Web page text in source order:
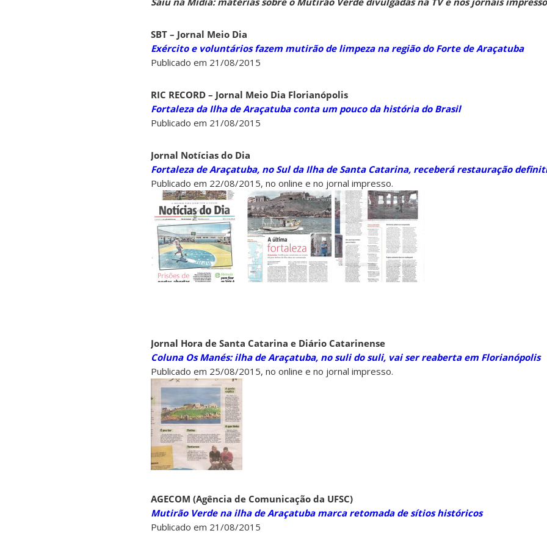
SBT – Jornal Meio Dia
Exército e voluntários fazem mutirão de limpeza na região do Forte de Araçatuba
Publicado em 21/08/2015
RIC RECORD – Jornal Meio Dia Florianópolis
Fortaleza da Ilha de Araçatuba conta um pouco da história do Brasil
Publicado em 21/08/2015
Jornal Notícias do Dia
Fortaleza de Araçatuba, no Sul da Ilha de Santa Catarina, receberá restauração
Publicado em 22/08/2015, no online e no jornal impresso.
Jornal Hora de Santa Catarina e Diário Catarinense
Coluna Os Manés: ilha de Araçatuba, no suli do suli, vai ser reaberta em Florianópolis
Publicado em 25/08/2015, no online e no jornal impresso.
AGECOM (Agência de Comunicação da UFSC)
Mutirão Verde na ilha de Araçatuba marca retomada de sítios históricos
Publicado em 21/08/2015